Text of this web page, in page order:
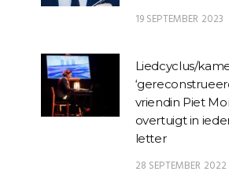
19 SEPTEMBER 2023
Liedcyclus/
vriendin Piet
overtuigt in
letter
28 SEPTEMBER 2022